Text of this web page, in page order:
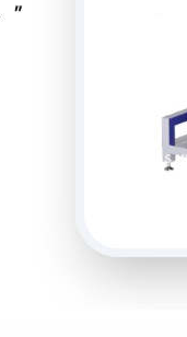
"
PROCESS